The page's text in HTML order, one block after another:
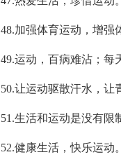
48.加强体育运动，增强
49.运动，百病难沾；每
50.让运动驱散汗水，让
51.生活和运动是没有限
52.健康生活，快乐运动。